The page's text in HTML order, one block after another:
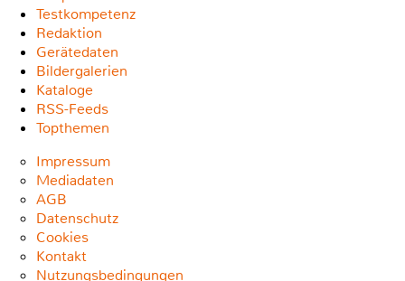
Testkompetenz
Redaktion
Gerätedaten
Bildergalerien
Kataloge
RSS-Feeds
Topthemen
Impressum
Mediadaten
AGB
Datenschutz
Cookies
Kontakt
Nutzungsbedingungen